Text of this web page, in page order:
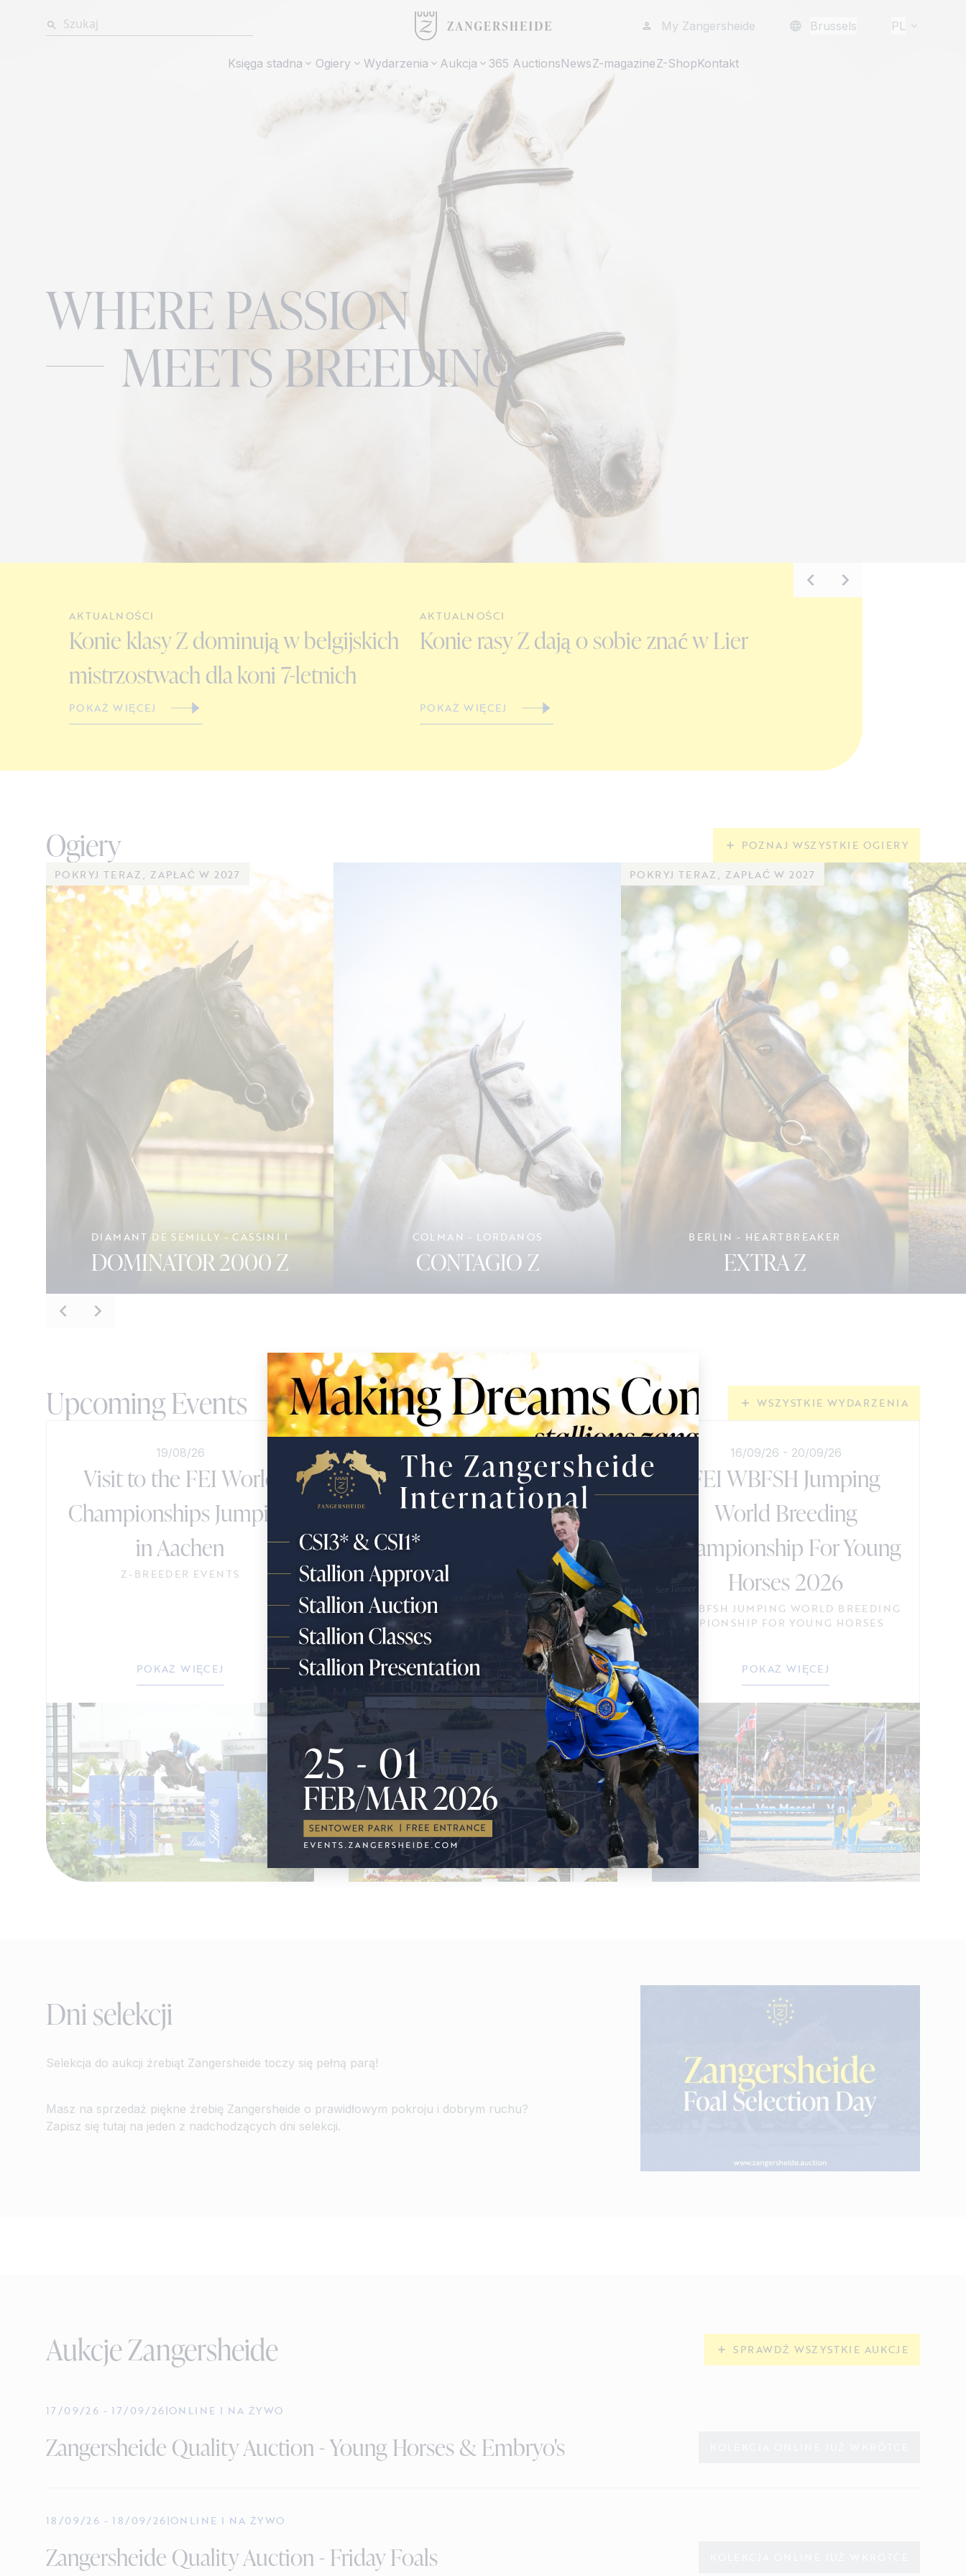
My Zangersheide Brussels PL
Księga stadna Ogiery Wydarzenia Aukcja 365 AuctionsNewsZ-magazineZ-ShopKontakt
WHERE PASSION
MEETS BREEDING
AKTUALNOŚCI
Konie klasy Z dominują w belgijskich
mistrzostwach dla koni 7-letnich
POKAŻ WIĘCEJ
AKTUALNOŚCI
Konie rasy Z dają o sobie znać w Lier
POKAŻ WIĘCEJ
Ogiery
POZNAJ WSZYSTKIE OGIERY
POKRYJ TERAZ, ZAPŁAĆ W 2027
DIAMANT DE SEMILLY - CASSINI I
DOMINATOR 2000 Z
COLMAN - LORDANOS
CONTAGIO Z
POKRYJ TERAZ, ZAPŁAĆ W 2027
BERLIN - HEARTBREAKER
EXTRA Z
Upcoming Events WSZYSTKIE WYDARZENIA
19/08/26
Visit to the FEI World
Championships Jumping
in Aachen
Z-BREEDER EVENTS
POKAŻ WIĘCEJ
21/08/26-
Experience the World
Championships Jumping
at Zangersheide
Z-BREEDER EVENTS
POKAŻ WIĘCEJ
16/09/26 - 20/09/26
FEI WBFSH Jumping
World Breeding
Championship For Young
Horses 2026
FEI WBFSH JUMPING WORLD BREEDING
CHAMPIONSHIP FOR YOUNG HORSES
POKAŻ WIĘCEJ
Dni selekcji
Selekcja do aukcji źrebiąt Zangersheide toczy się pełną parą!
Masz na sprzedaż piękne źrebię Zangersheide o prawidłowym pokroju i dobrym ruchu?
Zapisz się tutaj na jeden z nadchodzących dni selekcji.
Aukcje Zangersheide SPRAWDŹ WSZYSTKIE AUKCJE
17/09/26 -17/09/26|ONLINE I NA ŻYWO
Zangersheide Quality Auction - Young Horses & Embryo's
18/09/26 -18/09/26|ONLINE I NA ŻYWO
Zangersheide Quality Auction - Friday Foals